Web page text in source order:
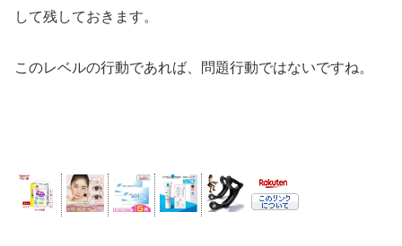
して残しておきます。
このレベルの行動であれば、問題行動ではないですね。